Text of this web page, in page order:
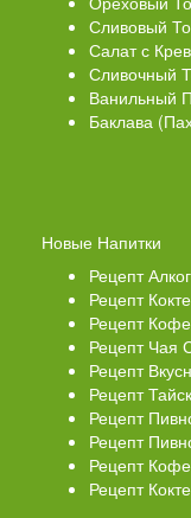
Сливовый
Салат с
Сливочный
Ванильный
Баклава
Новые Напитки
Рецепт
Рецепт
Рецепт
Рецепт Чая
Рецепт
Рецепт
Рецепт
Рецепт
Рецепт
Рецепт